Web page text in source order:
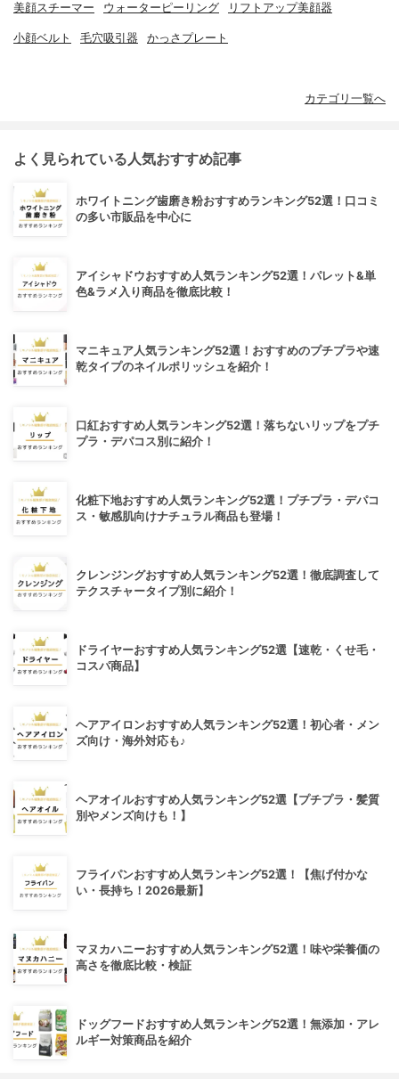
美顔スチーマー ウォーターピーリング リフトアップ美顔器
小顔ベルト 毛穴吸引器 かっさプレート
カテゴリ一覧へ
よく見られている人気おすすめ記事
ホワイトニング歯磨き粉おすすめランキング52選！口コミ
の多い市販品を中心に
アイシャドウおすすめ人気ランキング52選！パレット&単
色&ラメ入り商品を徹底比較！
マニキュア人気ランキング52選！おすすめのプチプラや速
乾タイプのネイルポリッシュを紹介！
口紅おすすめ人気ランキング52選！落ちないリップをプチ
プラ・デパコス別に紹介！
化粧下地おすすめ人気ランキング52選！プチプラ・デパコ
ス・敏感肌向けナチュラル商品も登場！
クレンジングおすすめ人気ランキング52選！徹底調査して
テクスチャータイプ別に紹介！
ドライヤーおすすめ人気ランキング52選【速乾・くせ毛・
コスパ商品】
ヘアアイロンおすすめ人気ランキング52選！初心者・メン
ズ向け・海外対応も♪
ヘアオイルおすすめ人気ランキング52選【プチプラ・髪質
別やメンズ向けも！】
フライパンおすすめ人気ランキング52選！【焦げ付かな
い・長持ち！2026最新】
マヌカハニーおすすめ人気ランキング52選！味や栄養価の
高さを徹底比較・検証
ドッグフードおすすめ人気ランキング52選！無添加・アレ
ルギー対策商品を紹介